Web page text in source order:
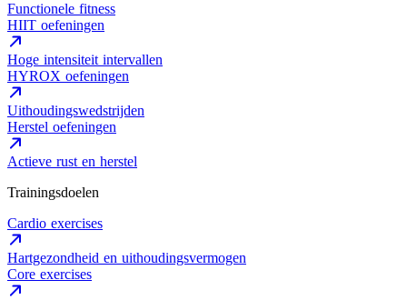
Functionele fitness
HIIT oefeningen
Hoge intensiteit intervallen
HYROX oefeningen
Uithoudingswedstrijden
Herstel oefeningen
Actieve rust en herstel
Trainingsdoelen
Cardio exercises
Hartgezondheid en uithoudingsvermogen
Core exercises